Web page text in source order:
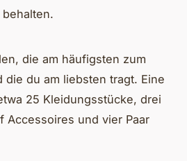
die am häufigsten zum
die du am liebsten tragt. Eine
25 Kleidungsstücke, drei
Accessoires und vier Paar